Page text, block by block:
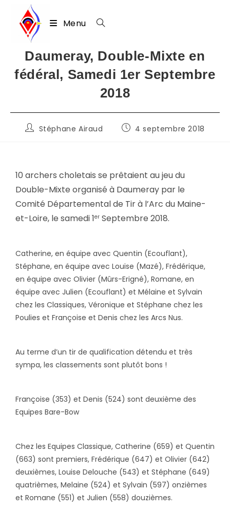
content
Menu
Daumeray, Double-Mixte en
fédéral, Samedi 1er Septembre
2018
Auteur/autrice
Stéphane Airaud
Publication
4 septembre 2018
10 archers choletais se prêtaient au jeu du
Double-Mixte organisé à Daumeray par le
Comité Départemental de Tir à l’Arc du Maine-
et-Loire, le samedi 1er Septembre 2018.
Catherine, en équipe avec Quentin (Ecouflant),
Stéphane, en équipe avec Louise (Mazé), Frédérique,
en équipe avec Olivier (Mûrs-Erigné), Romane, en
équipe avec Julien (Ecouflant) et Mélaine et Sylvain
chez les Classiques, Véronique et Stéphane chez les
Poulies et Françoise et Denis chez les Arcs Nus.
Au terme d’un tir de qualification détendu et très
sympa, les classements sont plutôt bons !
Françoise (353) et Denis (524) sont deuxième des
Equipes Bare-Bow
Chez les Equipes Classique, Catherine (659) et Quentin
(663) sont premiers, Frédérique (647) et Olivier (642)
deuxièmes, Louise Delouche (543) et Stéphane (649)
quatrièmes, Melaine (524) et Sylvain (597) onzièmes
et Romane (551) et Julien (558) douzièmes.